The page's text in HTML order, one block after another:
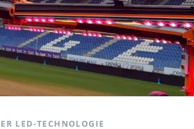
LED-TECHNOLOGIE